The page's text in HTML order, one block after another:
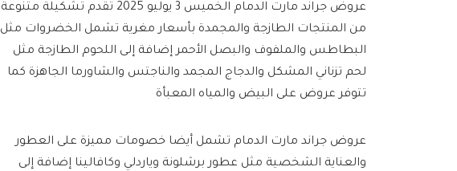
عروض جراند مارت الدمام الخميس 3 يوليو 2025 تقدم تشكيلة متنوعة
من المنتجات الطازجة والمجمدة بأسعار مغرية تشمل الخضروات مثل
البطاطس والملفوف والبصل الأحمر إضافة إلى اللحوم الطازجة مثل
لحم تزناني المشكل والدجاج المجمد والناجتس والشاورما الجاهزة كما
تتوفر عروض على البيض والمياه المعبأة
عروض جراند مارت الدمام تشمل أيضا خصومات مميزة على العطور
والعناية الشخصية مثل عطور برشلونة وياردلي وكافالينا إضافة إلى